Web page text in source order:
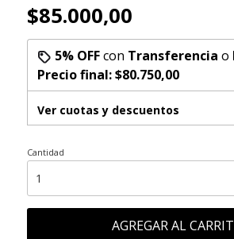
$85.000,00
5% OFFcon Transferencia o
Precio final:$80.750,00
Ver cuotas y descuentos
Cantidad
AGREGAR AL